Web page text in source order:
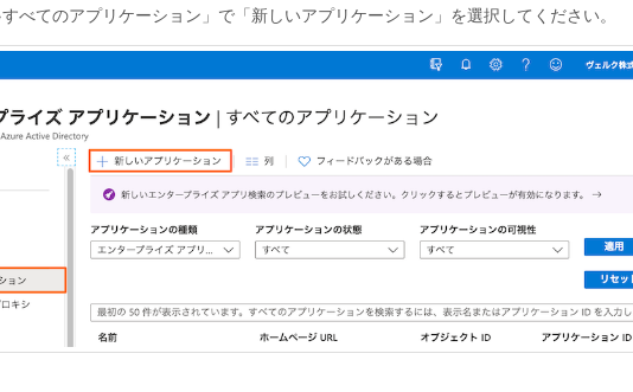
べてのアプリケーション」で「新しいアプリケーション」を選択してください。